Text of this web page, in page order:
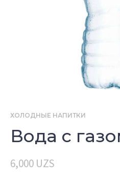
ХОЛОДНЫЕ НАПИТКИ
Вода с
6,000 UZS